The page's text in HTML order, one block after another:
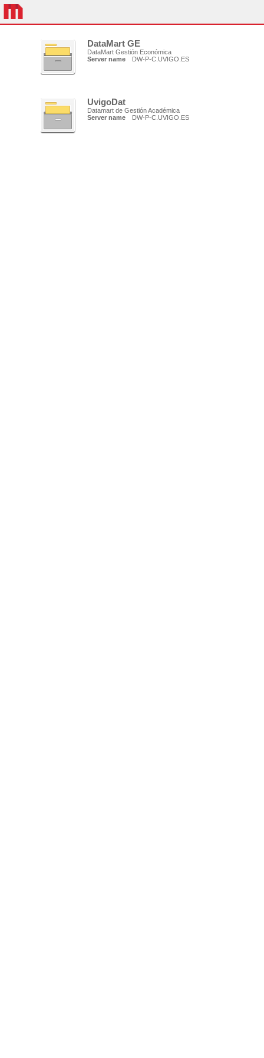
DataMart GE
DataMart Gestión Económica
Server name
DW-P-C.UVIGO.ES
UvigoDat
Datamart de Gestión Académica
Server name
DW-P-C.UVIGO.ES